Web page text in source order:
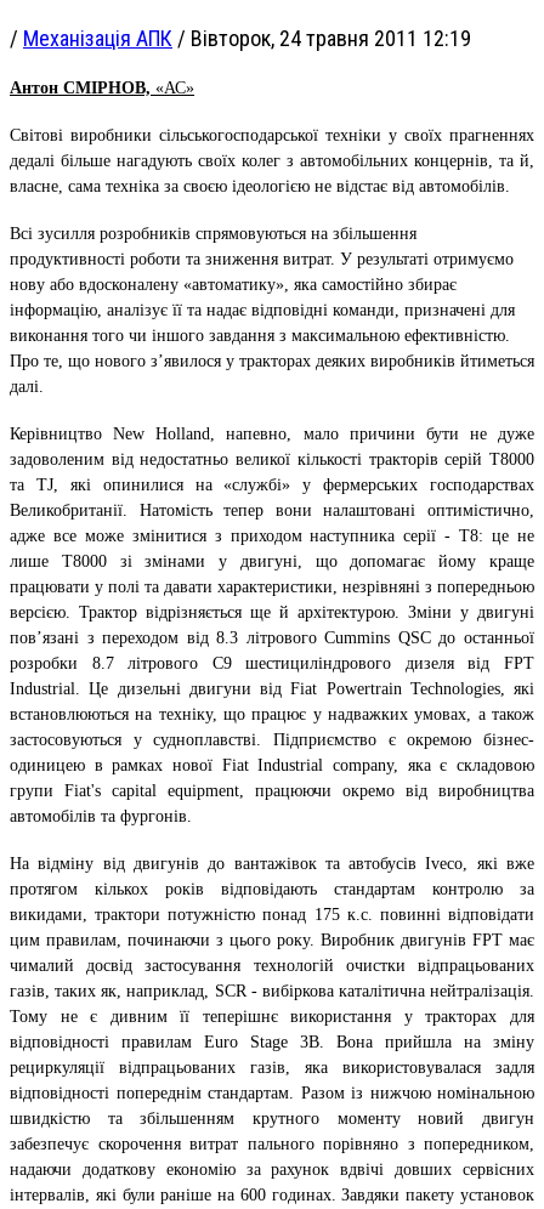
/ Механізація АПК / Вівторок, 24 травня 2011 12:19
Антон СМІРНОВ, «АС»
Світові виробники сільськогосподарської техніки у своїх прагненнях
дедалі більше нагадують своїх колег з автомобільних концернів, та й,
власне, сама техніка за своєю ідеологією не відстає від автомобілів.
Всі зусилля розробників спрямовуються на збільшення
продуктивності роботи та зниження витрат. У результаті отримуємо
нову або вдосконалену «автоматику», яка самостійно збирає
інформацію, аналізує її та надає відповідні команди, призначені для
виконання того чи іншого завдання з максимальною ефективністю.
Про те, що нового з’явилося у тракторах деяких виробників йтиметься
далі.
Керівництво New Holland, напевно, мало причини бути не дуже
задоволеним від недостатньо великої кількості тракторів серій T8000
та TJ, які опинилися на «службі» у фермерських господарствах
Великобританії. Натомість тепер вони налаштовані оптимістично,
адже все може змінитися з приходом наступника серії - Т8: це не
лише Т8000 зі змінами у двигуні, що допомагає йому краще
працювати у полі та давати характеристики, незрівняні з попередньою
версією. Трактор відрізняється ще й архітектурою. Зміни у двигуні
пов’язані з переходом від 8.3 літрового Cummins QSC до останньої
розробки 8.7 літрового С9 шестициліндрового дизеля від FPT
Industrial. Це дизельні двигуни від Fiat Powertrain Technologies, які
встановлюються на техніку, що працює у надважких умовах, а також
застосовуються у судноплавстві. Підприємство є окремою бізнес-
одиницею в рамках нової Fiat Industrial company, яка є складовою
групи Fiat's capital equipment, працюючи окремо від виробництва
автомобілів та фургонів.
На відміну від двигунів до вантажівок та автобусів Iveco, які вже
протягом кількох років відповідають стандартам контролю за
викидами, трактори потужністю понад 175 к.с. повинні відповідати
цим правилам, починаючи з цього року. Виробник двигунів FPT має
чималий досвід застосування технологій очистки відпрацьованих
газів, таких як, наприклад, SCR - вибіркова каталітична нейтралізація.
Тому не є дивним її теперішнє використання у тракторах для
відповідності правилам Euro Stage 3B. Вона прийшла на зміну
рециркуляції відпрацьованих газів, яка використовувалася задля
відповідності попереднім стандартам. Разом із нижчою номінальною
швидкістю та збільшенням крутного моменту новий двигун
забезпечує скорочення витрат пального порівняно з попередником,
надаючи додаткову економію за рахунок вдвічі довших сервісних
інтервалів, які були раніше на 600 годинах. Завдяки пакету установок